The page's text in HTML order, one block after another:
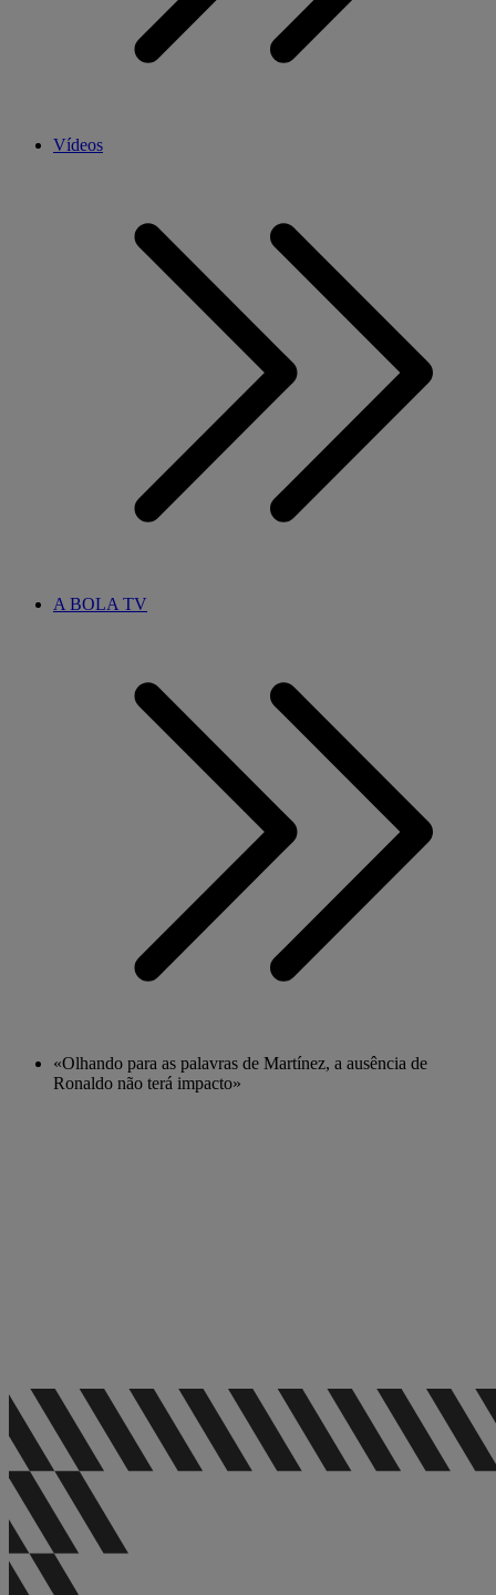
Vídeos
A BOLA TV
«Olhando para as palavras de Martínez, a ausência de
Ronaldo não terá impacto»